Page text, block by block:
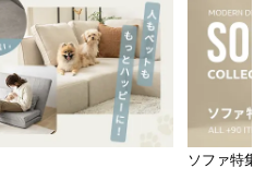
ソファ特集